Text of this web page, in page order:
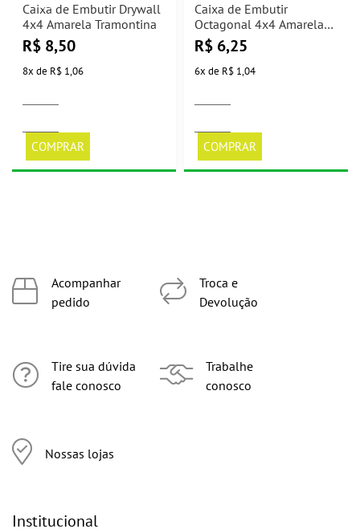
Caixa de Embutir Drywall
4x4 Amarela Tramontina
R$ 8,50
8x de R$ 1,06
COMPRAR
Caixa de Embutir
Octagonal 4x4 Amarela
Tramontina
R$ 6,25
6x de R$ 1,04
COMPRAR
Acompanhar
pedido
Tire sua dúvida
fale conosco
Nossas lojas
Troca e
Devolução
Trabalhe
conosco
Institucional